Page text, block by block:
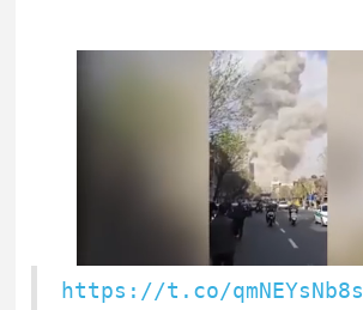
https://t.co/qmNEYsNb8s